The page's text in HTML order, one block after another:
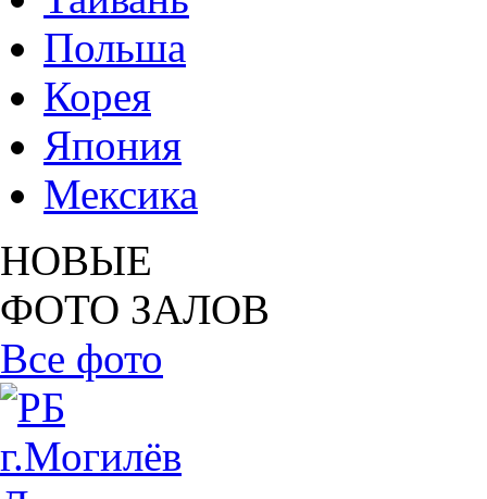
Польша
Корея
Япония
Мексика
НОВЫЕ
ФОТО ЗАЛОВ
Все фото